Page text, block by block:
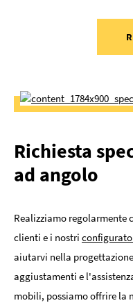
Richiesta
ad angolo
Realizziamo regolarmente
clienti e i nostri
aiutarvi nella
aggiustamenti e
mobili, possiamo offrire la